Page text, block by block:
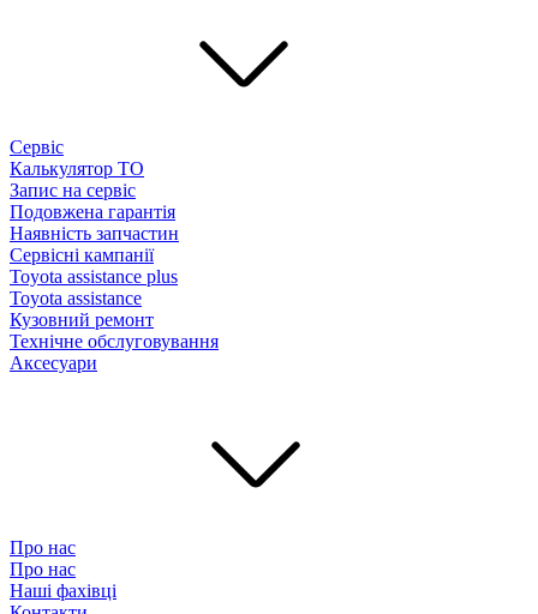
Сервіс
Калькулятор ТО
Запис на сервіс
Подовжена гарантія
Наявність запчастин
Сервісні кампанії
Toyota assistance plus
Toyota assistance
Кузовний ремонт
Технічне обслуговування
Аксесуари
Про нас
Про нас
Наші фахівці